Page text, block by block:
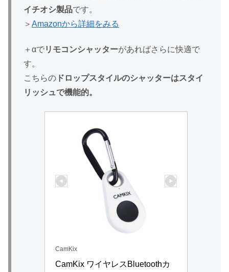
イチオシ製品です。
＞ Amazonから詳細をみる
＋αでリモコンシャッターがあればさらに快適で
す。
こちらの ドロップスタイルのシャッターはスタイ
リッシュで機能的。
CamKix
CamKix ワイヤレスBluetoothカ